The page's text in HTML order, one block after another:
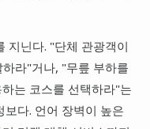
지닌다. "단체 관광객이
라"거나, "무릎 부하를
는 코스를 선택하라"는
다. 언어 장벽이 높은